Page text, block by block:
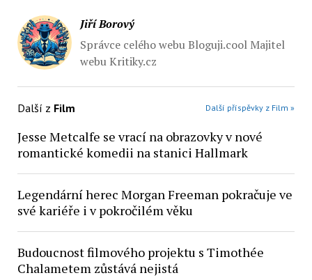
Jiří Borový
Správce celého webu Bloguji.cool Majitel
webu Kritiky.cz
Další z Film Další příspěvky z Film »
Jesse Metcalfe se vrací na obrazovky v nové
romantické komedii na stanici Hallmark
Legendární herec Morgan Freeman pokračuje ve
své kariéře i v pokročilém věku
Budoucnost filmového projektu s Timothée
Chalametem zůstává nejistá